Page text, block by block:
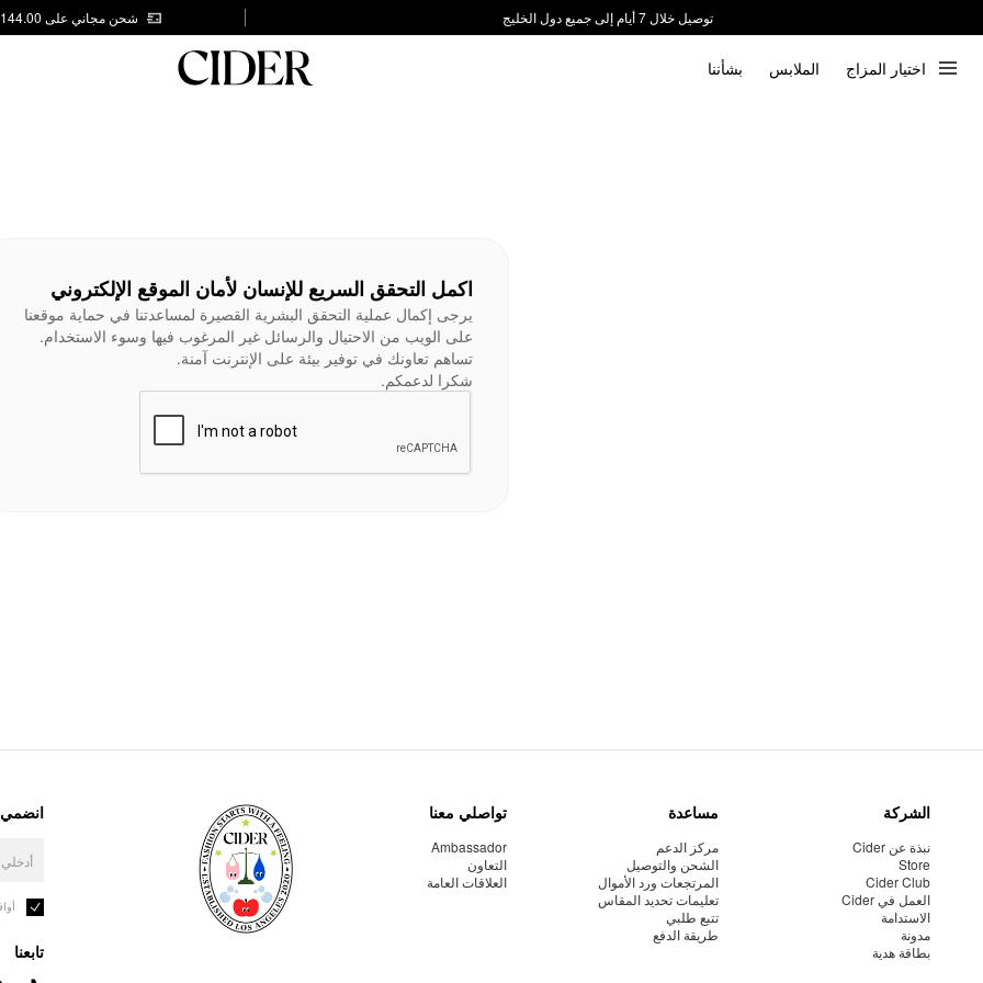
توصيل خلال 7 أيام إلى جميع دول الخليج
شحن مجاني على AED 144.00
اختيار المزاج الملابس بشأننا
اكمل التحقق السريع للإنسان لأمان الموقع الإلكتروني
يرجى إكمال عملية التحقق البشرية القصيرة لمساعدتنا في حماية موقعنا
على الويب من الاحتيال والرسائل غير المرغوب فيها وسوء الاستخدام.
تساهم تعاونك في توفير بيئة على الإنترنت آمنة.
شكرا لدعمكم.
الشركة
نبذة عن Cider
Store
Cider Club
العمل في Cider
الاستدامة
مدونة
بطاقة هدية
مساعدة
مركز الدعم
الشحن والتوصيل
المرتجعات ورد الأموال
تعليمات تحديد المقاس
تتبع طلبي
طريقة الدفع
تواصلي معنا
Ambassador
التعاون
العلاقات العامة
انضمي
تابعنا